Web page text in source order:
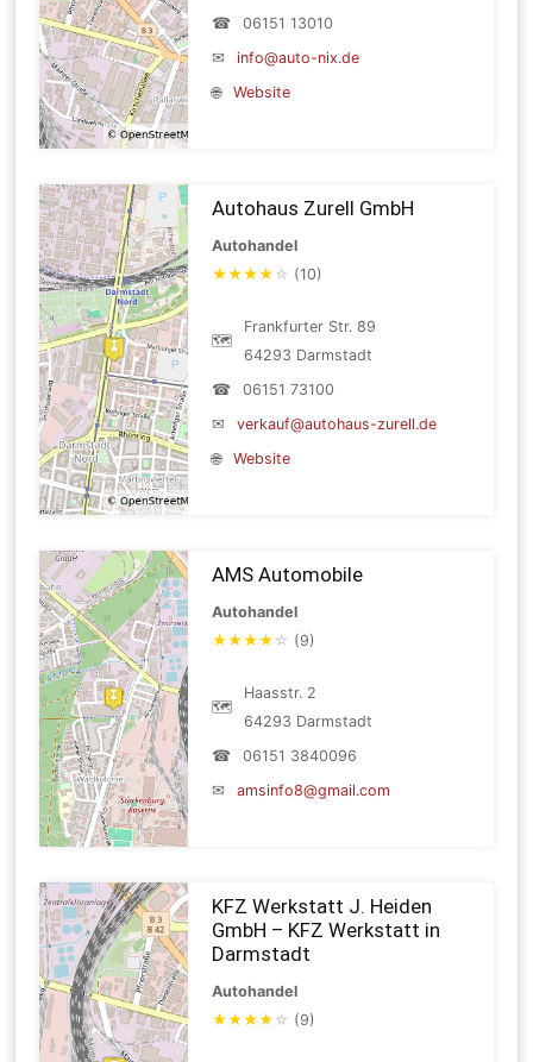
☎
06151 13010
✉
info@auto-nix.de
🌐
Website
Autohaus Zurell GmbH
Autohandel
★★★★ ☆ (10)
🗺
Frankfurter Str. 89
64293 Darmstadt
☎
06151 73100
✉
verkauf@autohaus-zurell.de
🌐
Website
AMS Automobile
Autohandel
★★★★ ☆ (9)
🗺
Haasstr. 2
64293 Darmstadt
☎
06151 3840096
✉
amsinfo8@gmail.com
KFZ Werkstatt J. Heiden
GmbH – KFZ Werkstatt in
Darmstadt
Autohandel
★★★★ ☆ (9)